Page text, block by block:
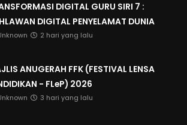
DIGITAL GURU SIRI 7 :
DIGITAL PENYELAMAT DUNIA
2 hari yang lalu
ANUGERAH FFK (FESTIVAL LENSA
- FLeP) 2026
3 hari yang lalu